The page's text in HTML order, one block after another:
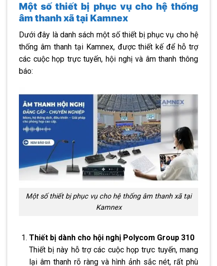
Một số thiết bị phục vụ cho hệ thống
âm thanh xã tại Kamnex
Dưới đây là danh sách một số thiết bị phục vụ cho hệ
thống âm thanh tại Kamnex, được thiết kế để hỗ trợ
các cuộc họp trực tuyến, hội nghị và âm thanh thông
báo:
Một số thiết bị phục vụ cho hệ thống âm thanh xã tại
Kamnex
Thiết bị dành cho hội nghị Polycom Group 310
Thiết bị này hỗ trợ các cuộc họp trực tuyến, mang
lại âm thanh rõ ràng và hình ảnh sắc nét, rất phù